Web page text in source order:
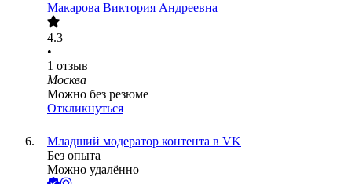
Макарова Виктория Андреевна
4.3
•
1 отзыв
Москва
Можно без резюме
Откликнуться
Младший модератор контента в VK
Без опыта
Можно удалённо